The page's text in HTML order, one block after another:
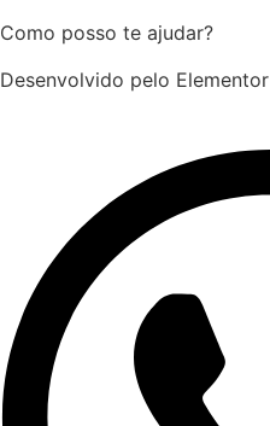
Como posso te ajudar?
Desenvolvido pelo Elementor